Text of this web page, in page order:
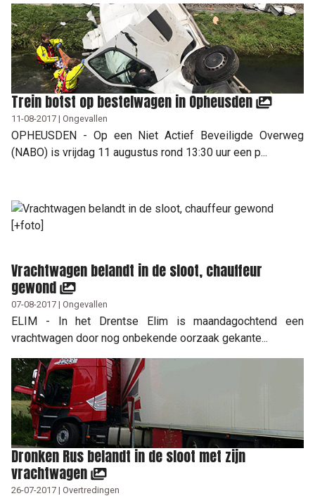
Trein botst op bestelwagen in Opheusden
11-08-2017 | Ongevallen
OPHEUSDEN - Op een Niet Actief Beveiligde Overweg
(NABO) is vrijdag 11 augustus rond 13:30 uur een p...
Vrachtwagen belandt in de sloot, chauffeur
gewond
07-08-2017 | Ongevallen
ELIM - In het Drentse Elim is maandagochtend een
vrachtwagen door nog onbekende oorzaak gekante...
Dronken Rus belandt in de sloot met zijn
vrachtwagen
26-07-2017 | Overtredingen